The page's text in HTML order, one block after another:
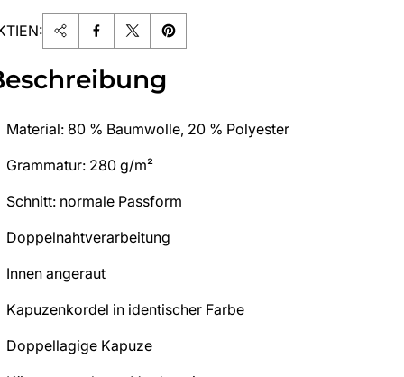
Material: 80 % Baumwolle, 20 % Polyester
Grammatur: 280 g/m²
Schnitt: normale Passform
Doppelnahtverarbeitung
Innen angeraut
Kapuzenkordel in identischer Farbe
Doppellagige Kapuze